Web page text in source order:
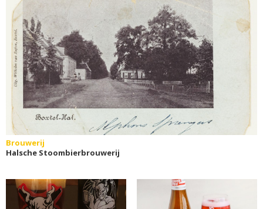
Brouwerij
Halsche Stoombierbrouwerij